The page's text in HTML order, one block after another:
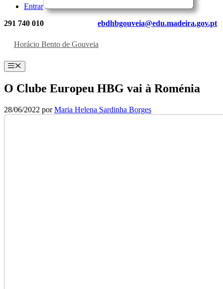
Entrar
291 740 010 ebdhbgouveia@edu.madeira.gov.pt
Horácio Bento de Gouveia
Menu
O Clube Europeu HBG vai à Roménia
28/06/2022 porMaria Helena Sardinha Borges